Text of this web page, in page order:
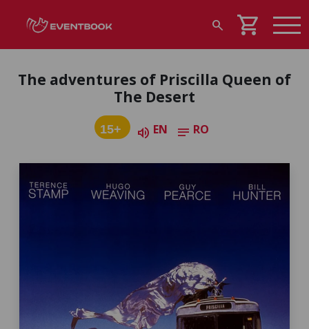
search shopping_cart
The adventures of Priscilla Queen of
The Desert
15+ volume_up EN notes RO